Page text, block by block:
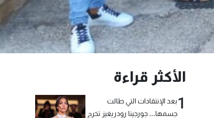
الأكثر قراءة
1بعد الإنتقادات التي طالت
جسمها... جورجينا رودريغيز تخرج